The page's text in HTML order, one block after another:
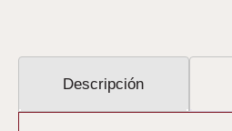
Descripción